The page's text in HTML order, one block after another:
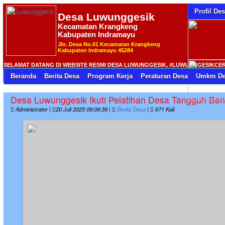
Profil
Desa Luwunggesik
Kecamatan Krangkeng
Kabupaten Indramayu
Jln. Desa No.01 Kecamatan Krangkeng
Kabupaten Indramayu 45284
SELAMAT DATANG DI WEBSITE RESMI DESA LUWUNGGESIK,
Beranda Berita Desa Program Kerja Peraturan Desa Umkm
Desa Luwunggesik Ikuti Pelatihan Desa Tangguh
Administrator | 20 Juli 2025 09:08:39 | Berita Desa | 671 Kali